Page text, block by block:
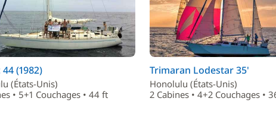
(1982)
(États-Unis)
• 5+1 Couchages • 44 ft
Trimaran Lodestar 35'
Honolulu (États-Unis)
2 Cabines • 4+2 Couchages •